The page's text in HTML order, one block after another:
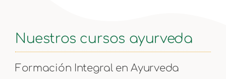
Nuestros cursos ayurveda
Formación Integral en Ayurveda